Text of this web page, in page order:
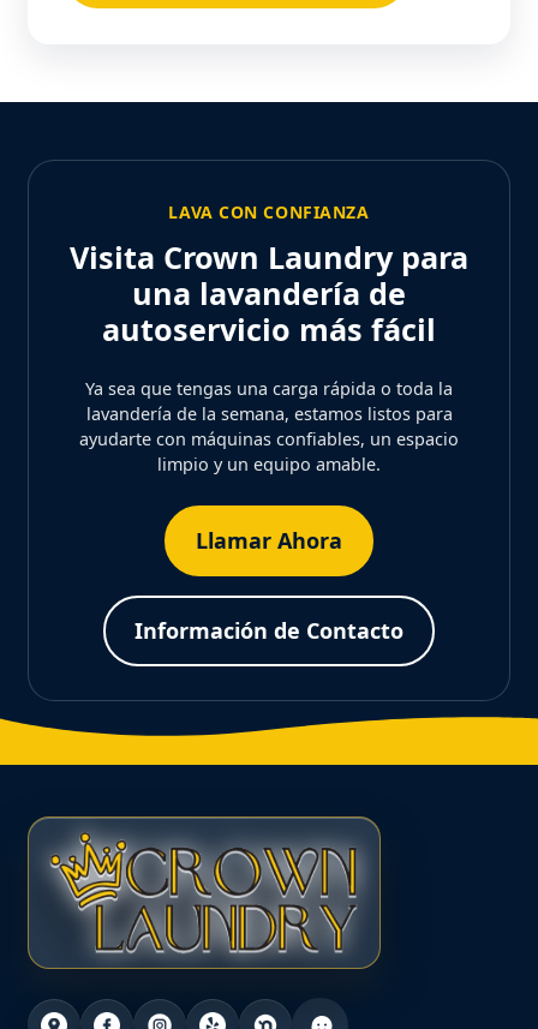
LAVA CON CONFIANZA
Visita Crown Laundry para
una lavandería de
autoservicio más fácil
Ya sea que tengas una carga rápida o toda la
lavandería de la semana, estamos listos para
ayudarte con máquinas confiables, un espacio
limpio y un equipo amable.
Llamar Ahora
Información de Contacto